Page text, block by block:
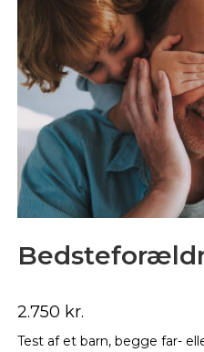
2.750 kr.
Test af et barn, begge far-